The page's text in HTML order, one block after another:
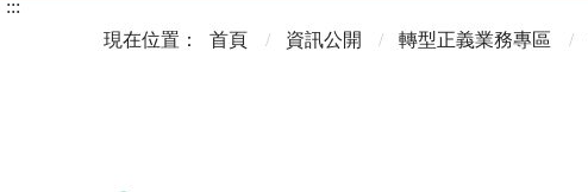
:::
首頁
資訊公開 轉型正義業務專區